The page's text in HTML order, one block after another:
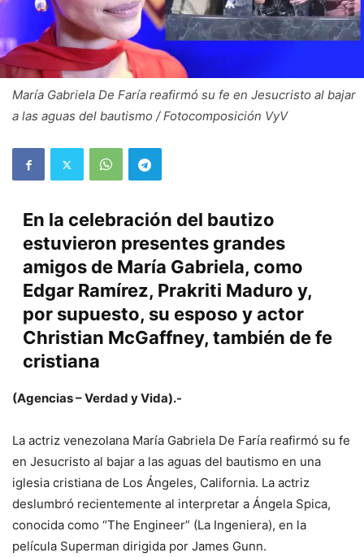
María Gabriela De Faría reafirmó su fe en Jesucristo al bajar
a las aguas del bautismo / Fotocomposición VyV
En la celebración del bautizo
estuvieron presentes grandes
amigos de María Gabriela, como
Edgar Ramírez, Prakriti Maduro y,
por supuesto, su esposo y actor
Christian McGaffney, también de fe
cristiana
(Agencias – Verdad y Vida).-
La actriz venezolana María Gabriela De Faría reafirmó su fe
en Jesucristo al bajar a las aguas del bautismo en una
iglesia cristiana de Los Ángeles, California. La actriz
deslumbró recientemente al interpretar a Ángela Spica,
conocida como “The Engineer” (La Ingeniera), en la
película Superman dirigida por James Gunn.